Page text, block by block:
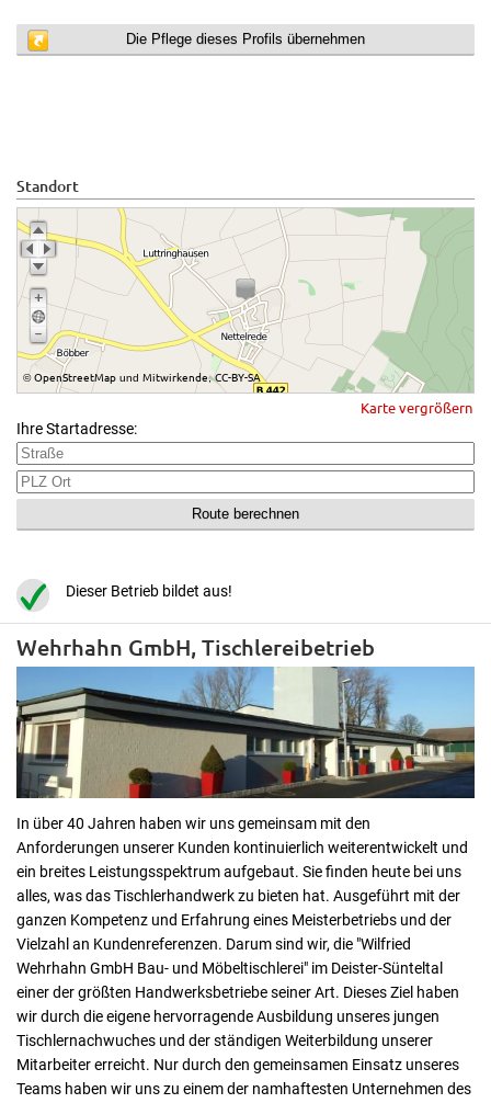
Die Pflege dieses Profils übernehmen
Standort
©OpenStreetMap und Mitwirkende,CC-BY-SA
Karte vergrößern
Ihre Startadresse:
Dieser Betrieb bildet aus!
Wehrhahn GmbH, Tischlereibetrieb
In über 40 Jahren haben wir uns gemeinsam mit den
Anforderungen unserer Kunden kontinuierlich weiterentwickelt und
ein breites Leistungsspektrum aufgebaut. Sie finden heute bei uns
alles, was das Tischlerhandwerk zu bieten hat. Ausgeführt mit der
ganzen Kompetenz und Erfahrung eines Meisterbetriebs und der
Vielzahl an Kundenreferenzen. Darum sind wir, die "Wilfried
Wehrhahn GmbH Bau- und Möbeltischlerei" im Deister-Sünteltal
einer der größten Handwerksbetriebe seiner Art. Dieses Ziel haben
wir durch die eigene hervorragende Ausbildung unseres jungen
Tischlernachwuches und der ständigen Weiterbildung unserer
Mitarbeiter erreicht. Nur durch den gemeinsamen Einsatz unseres
Teams haben wir uns zu einem der namhaftesten Unternehmen des